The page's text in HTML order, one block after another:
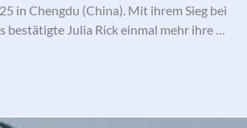
in Chengdu (China). Mit ihrem Sieg bei
bestätigte Julia Rick einmal mehr ihre …
Gold: Julia Rick mit Silbernem